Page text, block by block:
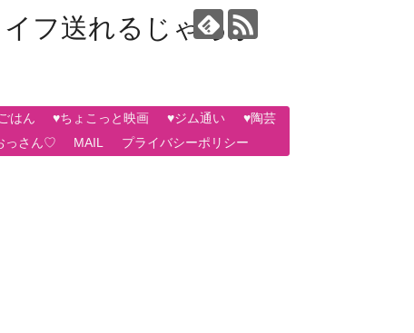
フ送れるじゃろか
はん ♥ちょこっと映画 ♥ジム通い
♥陶芸
っさん♡ MAIL プライバシーポリシー